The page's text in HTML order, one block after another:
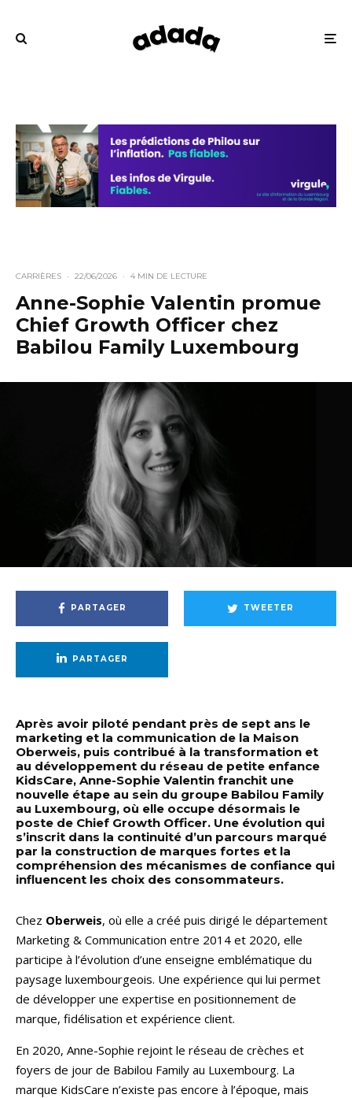
CARRIÈRES · 22/06/2026 · 4 MIN DE LECTURE
Anne-Sophie Valentin promue
Chief Growth Officer chez
Babilou Family Luxembourg
PARTAGER TWEETER
PARTAGER
Après avoir piloté pendant près de sept ans le
marketing et la communication de la Maison
Oberweis, puis contribué à la transformation et
au développement du réseau de petite enfance
KidsCare, Anne-Sophie Valentin franchit une
nouvelle étape au sein du groupe Babilou Family
au Luxembourg, où elle occupe désormais le
poste de Chief Growth Officer. Une évolution qui
s’inscrit dans la continuité d’un parcours marqué
par la construction de marques fortes et la
compréhension des mécanismes de confiance qui
influencent les choix des consommateurs.
Chez Oberweis, où elle a créé puis dirigé le département
Marketing & Communication entre 2014 et 2020, elle
participe à l’évolution d’une enseigne emblématique du
paysage luxembourgeois. Une expérience qui lui permet
de développer une expertise en positionnement de
marque, fidélisation et expérience client.
En 2020, Anne-Sophie rejoint le réseau de crèches et
foyers de jour de Babilou Family au Luxembourg. La
marque KidsCare n’existe pas encore à l’époque, mais